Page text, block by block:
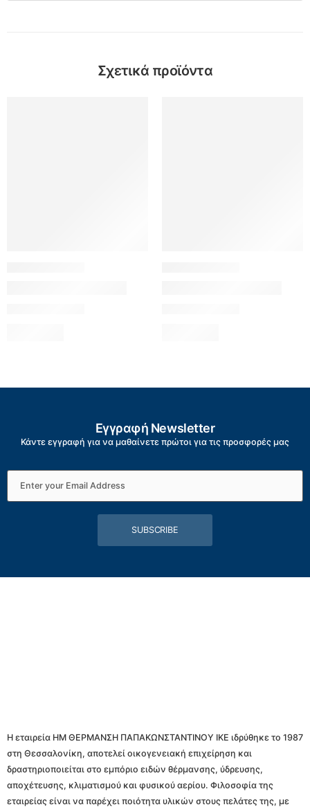
Σχετικά προϊόντα
Εγγραφή Newsletter
Κάντε εγγραφή για να μαθαίνετε πρώτοι για τις προσφορές μας
SUBSCRIBE
Η εταιρεία ΗΜ ΘΕΡΜΑΝΣΗ ΠΑΠΑΚΩΝΣΤΑΝΤΙΝΟΥ ΙΚΕ ιδρύθηκε το 1987
στη Θεσσαλονίκη, αποτελεί οικογενειακή επιχείρηση και
δραστηριοποιείται στο εμπόριο ειδών θέρμανσης, ύδρευσης,
αποχέτευσης, κλιματισμού και φυσικού αερίου. Φιλοσοφία της
εταιρείας είναι να παρέχει ποιότητα υλικών στους πελάτες της, με